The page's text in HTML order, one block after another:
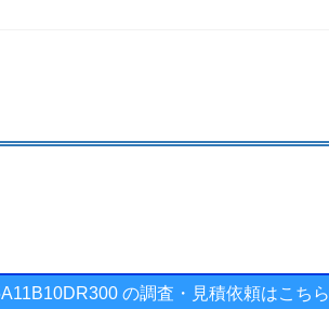
の調査・見積依頼はこちら